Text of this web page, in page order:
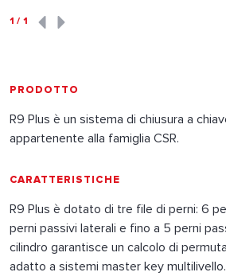
1 / 1
PRODOTTO
R9 Plus è un sistema di chiusura a
appartenente alla famiglia CSR.
CARATTERISTICHE
R9 Plus è dotato di tre file di perni: 6
perni passivi laterali e fino a 5 perni
cilindro garantisce un calcolo di
adatto a sistemi master key multilivello.